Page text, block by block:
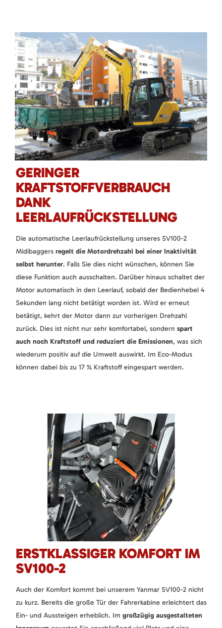
GERINGER
KRAFTSTOFFVERBRAUCH
DANK
LEERLAUFRÜCKSTELLUNG
Die automatische Leerlaufrückstellung unseres SV100-2
Midibaggers regelt die Motordrehzahl bei einer Inaktivität
selbst herunter. Falls Sie dies nicht wünschen, können Sie
diese Funktion auch ausschalten. Darüber hinaus schaltet der
Motor automatisch in den Leerlauf, sobald der Bedienhebel 4
Sekunden lang nicht betätigt worden ist. Wird er erneut
betätigt, kehrt der Motor dann zur vorherigen Drehzahl
zurück. Dies ist nicht nur sehr komfortabel, sondern spart
auch noch Kraftstoff und reduziert die Emissionen, was sich
wiederum positiv auf die Umwelt auswirkt. Im Eco-Modus
können dabei bis zu 17 % Kraftstoff eingespart werden.
ERSTKLASSIGER KOMFORT IM
SV100-2
Auch der Komfort kommt bei unserem Yanmar SV100-2 nicht
zu kurz. Bereits die große Tür der Fahrerkabine erleichtert das
Ein- und Aussteigen erheblich. Im großzügig ausgestalteten